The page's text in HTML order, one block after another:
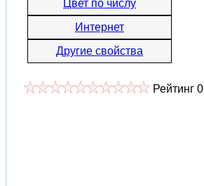
Цвет по числу
Интернет
Другие свойства
Рейтинг 0